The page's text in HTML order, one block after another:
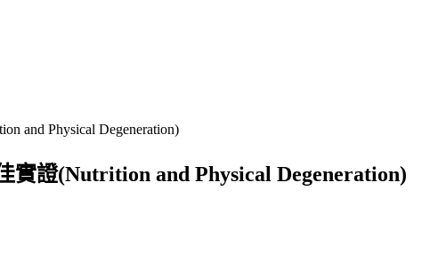
and Physical Degeneration)
證(Nutrition and Physical Degeneration)